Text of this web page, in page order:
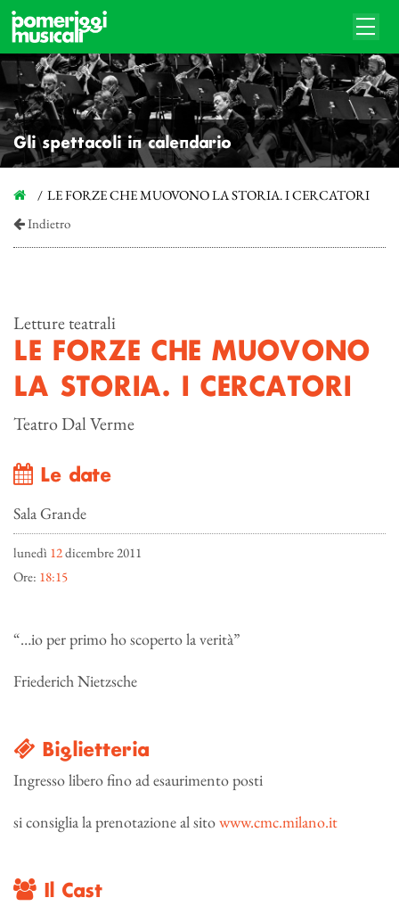
Gli spettacoli in calendario
LE FORZE CHE MUOVONO LA STORIA. I CERCATORI
Indietro
Letture teatrali
LE FORZE CHE MUOVONO
LA STORIA. I CERCATORI
Teatro Dal Verme
Le date
Sala Grande
lunedì 12dicembre 2011
Ore: 18:15
“…io per primo ho scoperto la verità”
Friederich Nietzsche
Biglietteria
Ingresso libero fino ad esaurimento posti
si consiglia la prenotazione al sitowww.cmc.milano.it
Il Cast